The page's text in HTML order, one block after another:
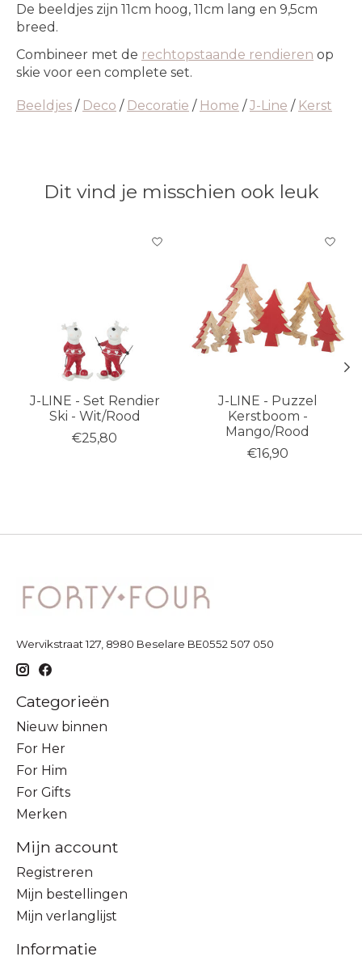
De beeldjes zijn 11cm hoog, 11cm lang en 9,5cm
breed.
Combineer met de rechtopstaande rendieren op
skie voor een complete set.
Beeldjes / Deco / Decoratie / Home /J-Line / Kerst
Dit vind je misschien ook leuk
Items van productcarrousel
J-LINE - Set Rendier
Ski - Wit/Rood
€25,80
J-LINE - Puzzel
Kerstboom -
Mango/Rood
€16,90
Wervikstraat 127, 8980 Beselare BE0552 507 050
Categorieën
Nieuw binnen
For Her
For Him
For Gifts
Merken
Mijn account
Registreren
Mijn bestellingen
Mijn verlanglijst
Informatie